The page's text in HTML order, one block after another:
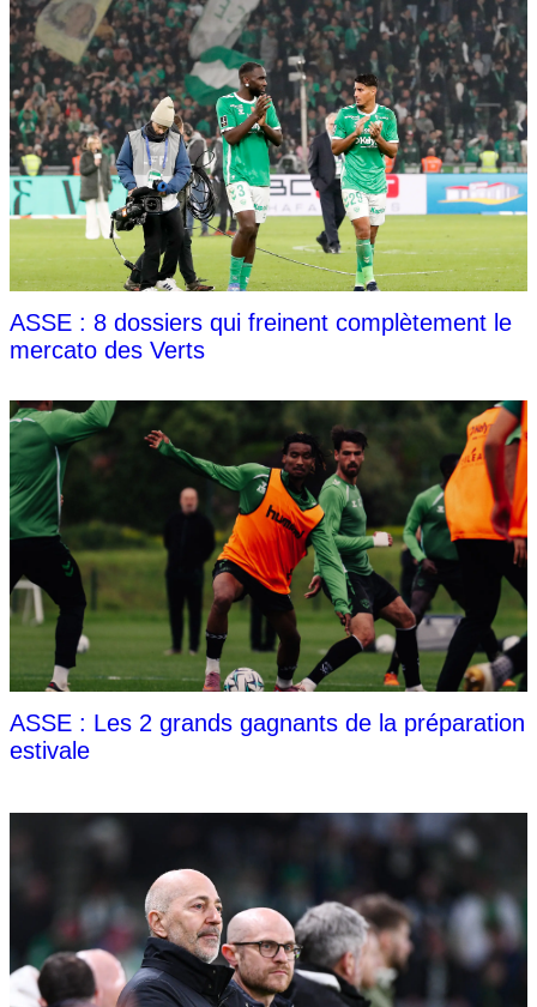
ASSE : 8 dossiers qui freinent complètement le
mercato des Verts
ASSE : Les 2 grands gagnants de la préparation
estivale